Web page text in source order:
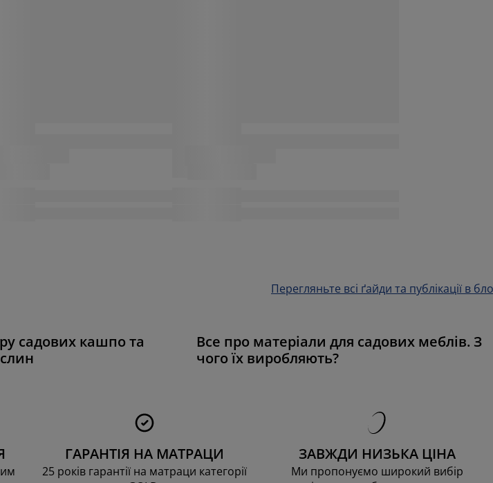
Перегляньте всі ґайди та публікації в
садових кашпо та
Все про матеріали для садових меблів. З
чого їх виробляють?
ГАРАНТІЯ НА МАТРАЦИ
25 років гарантії на матраци категорії
ЗАВЖДИ НИЗЬКА ЦІНА
Ми пропонуємо широкий вибір